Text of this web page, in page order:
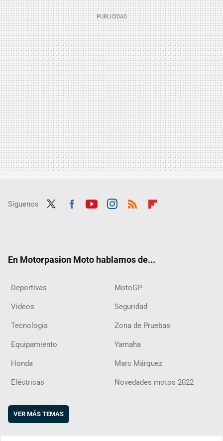
Síguenos
En Motorpasion Moto hablamos de...
Deportivas MotoGP
Vídeos Seguridad
Tecnología Zona de Pruebas
Equipamiento Yamaha
Honda Marc Márquez
Eléctricas Novedades motos 2022
VER MÁS TEMAS